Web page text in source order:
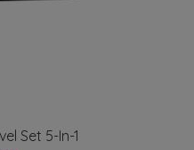
Set 5-In-1